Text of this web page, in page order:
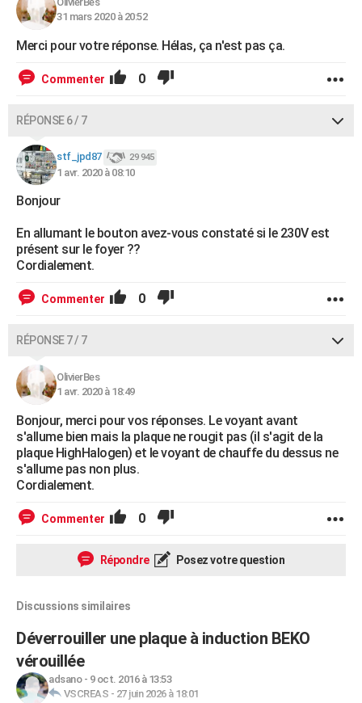
31 mars 2020 à 20:52
Merci pour votre réponse. Hélas, ça n'est pas ça.
Commenter 0
RÉPONSE 6 / 7
stf_jpd87 29 945
1 avr. 2020 à 08:10
Bonjour
En allumant le bouton avez-vous constaté si le 230V est
présent sur le foyer ??
Cordialement.
Commenter 0
RÉPONSE 7 / 7
OlivierBes
1 avr. 2020 à 18:49
Bonjour, merci pour vos réponses. Le voyant avant
s'allume bien mais la plaque ne rougit pas (il s'agit de la
plaque HighHalogen) et le voyant de chauffe du dessus ne
s'allume pas non plus.
Cordialement.
Commenter 0
Répondre Posez votre question
Discussions similaires
Déverrouiller une plaque à induction BEKO
vérouillée
adsano- 9 oct. 2016 à 13:53
VSCREAS - 27 juin 2026 à 18:01